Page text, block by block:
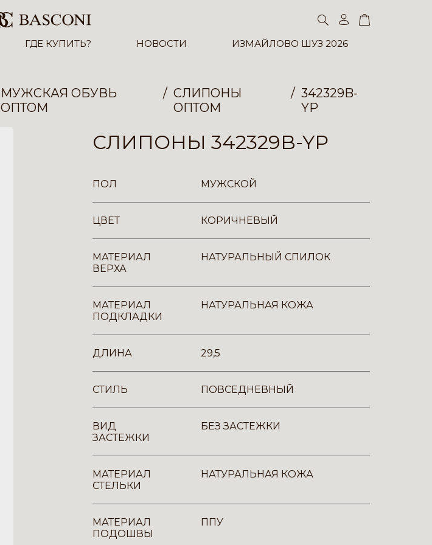
ГДЕ КУПИТЬ? НОВОСТИ ИЗМАЙЛОВО ШУЗ 2026
МУЖСКАЯ ОБУВЬ
ОПТОМ
СЛИПОНЫ
ОПТОМ
342329B-
YP
СЛИПОНЫ 342329B-YP
ПОЛ МУЖСКОЙ
ЦВЕТ КОРИЧНЕВЫЙ
МАТЕРИАЛ
ВЕРХА
НАТУРАЛЬНЫЙ СПИЛОК
МАТЕРИАЛ
ПОДКЛАДКИ
НАТУРАЛЬНАЯ КОЖА
ДЛИНА 29,5
СТИЛЬ ПОВСЕДНЕВНЫЙ
ВИД
ЗАСТЕЖКИ
БЕЗ ЗАСТЕЖКИ
МАТЕРИАЛ
СТЕЛЬКИ
НАТУРАЛЬНАЯ КОЖА
МАТЕРИАЛ
ПОДОШВЫ
ППУ